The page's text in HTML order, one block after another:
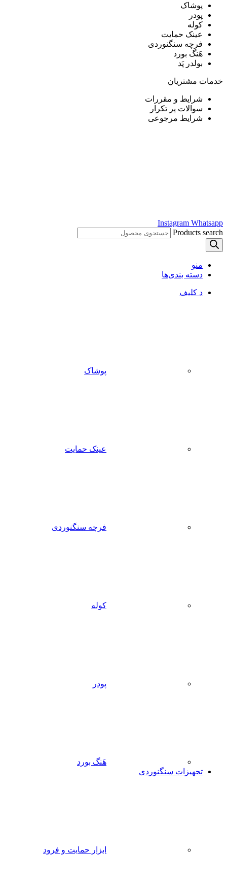
پوشاک
پودر
کوله
عینک حمایت
فرچه سنگنوردی
هَنگ بورد
بولدر پَد
خدمات مشتریان
شرایط و مقررات
سوالات پر تکرار
شرایط مرجوعی
Instagram Whatsapp
Products search
منو
دسته بندی‌ها
د کلیف
پوشاک
عینک حمایت
فرچه سنگنوردی
کوله
پودر
هَنگ بورد
تجهیزات سنگنوردی
ابزار حمایت و فرود